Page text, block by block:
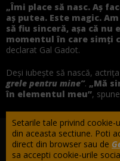
„Îmi place să nasc. Aș
aș putea. Este magic.
să fiu sinceră, așa că
momentul în care simți
declarat Gal Gadot.
Deși iubește să nască,
grele pentru mine”. „Mă
în elementul meu”,
Setarile tale privind
din aceasta sectiune. Poti
direct din browser sau de
sa accepti cookie-urile